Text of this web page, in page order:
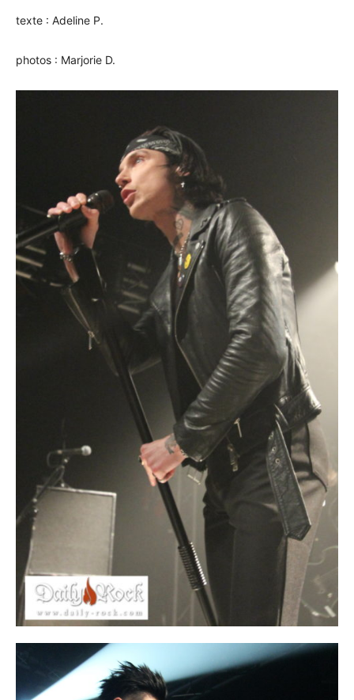
texte : Adeline P.
photos : Marjorie D.